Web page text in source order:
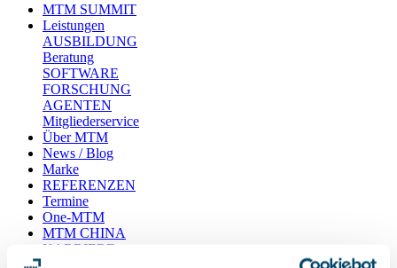
MTM SUMMIT
Leistungen
AUSBILDUNG
Beratung
SOFTWARE
FORSCHUNG
AGENTEN
Mitgliederservice
Über MTM
News / Blog
Marke
REFERENZEN
Termine
One-MTM
MTM CHINA
KARRIERE